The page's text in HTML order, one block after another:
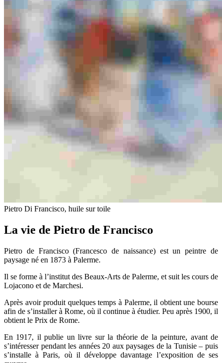
Pietro Di Francisco, huile sur toile
La vie de Pietro de Francisco
Pietro de Francisco (Francesco de naissance) est un peintre de
paysage né en 1873 à Palerme.
Il se forme à l’institut des Beaux-Arts de Palerme, et suit les cours de
Lojacono et de Marchesi.
Après avoir produit quelques temps à Palerme, il obtient une bourse
afin de s’installer à Rome, où il continue à étudier. Peu après 1900, il
obtient le Prix de Rome.
En 1917, il publie un livre sur la théorie de la peinture, avant de
s’intéresser pendant les années 20 aux paysages de la Tunisie – puis
s’installe à Paris, où il développe davantage l’exposition de ses